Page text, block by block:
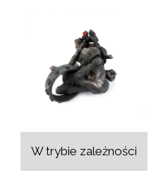
W trybie zależności